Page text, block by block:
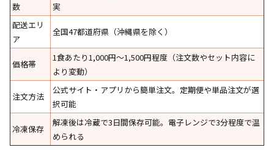
数
実
配送エリ
ア
全国47都道府県（沖縄県を除く）
価格帯
1食あたり1,000円〜1,500円程度（注文数やセット内容に
より変動）
注文方法
公式サイト・アプリから簡単注文。定期便や単品注文が選
択可能
冷凍保存
解凍後は冷蔵で3日間保存可能。電子レンジで3分程度で温
められる